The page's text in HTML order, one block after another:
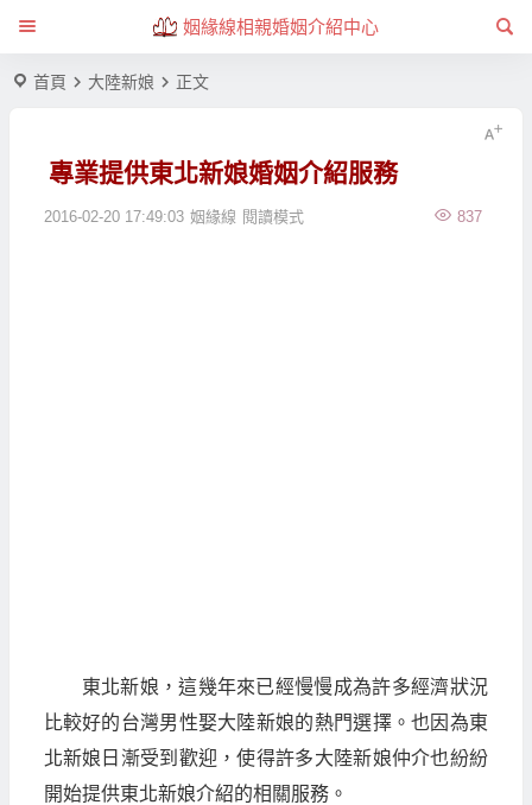
姻緣線相親婚姻介紹中心
首頁 大陸新娘 正文
專業提供東北新娘婚姻介紹服務
2016-02-20 17:49:03 姻緣線 837
閱讀模式
東北新娘，這幾年來已經慢慢成為許多經濟狀況
比較好的台灣男性娶大陸新娘的熱門選擇。也因為東
北新娘日漸受到歡迎，使得許多大陸新娘仲介也紛紛
開始提供東北新娘介紹的相關服務。